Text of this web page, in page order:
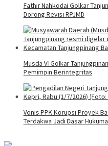
Fathir Nahkodai Golkar
Dorong Revisi RPJMD
Musda VI Golkar
Pemimpin Berintegritas
Vonis PPK Korupsi Proyek
Terdakwa Jadi Dasar